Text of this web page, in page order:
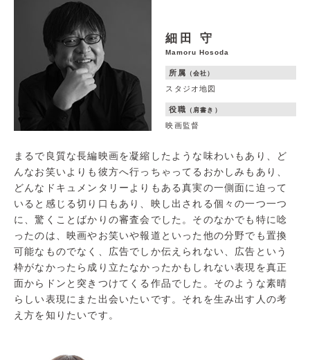
細田 守
Mamoru Hosoda
所属 （会社）
スタジオ地図
役職 （肩書き）
映画監督
まるで良質な長編映画を凝縮したような味わいもあり、ど
んなお笑いよりも彼方へ行っちゃってるおかしみもあり、
どんなドキュメンタリーよりもある真実の一側面に迫って
いると感じる切り口もあり、映し出される個々の一つ一つ
に、驚くことばかりの審査会でした。そのなかでも特に唸
ったのは、映画やお笑いや報道といった他の分野でも置換
可能なものでなく、広告でしか伝えられない、広告という
枠がなかったら成り立たなかったかもしれない表現を真正
面からドンと突きつけてくる作品でした。そのような素晴
らしい表現にまた出会いたいです。それを生み出す人の考
え方を知りたいです。